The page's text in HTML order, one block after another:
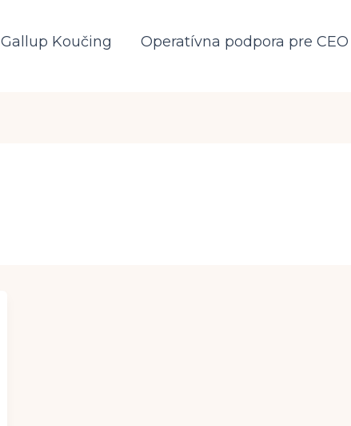
Gallup Koučing Operatívna podpora pre CEO